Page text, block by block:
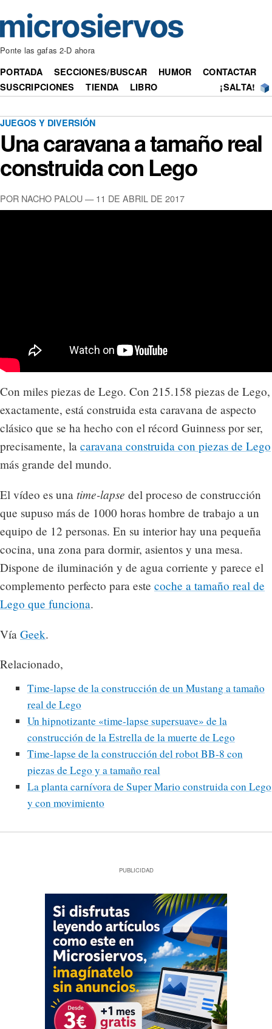
Ponte las gafas 2-D ahora
PORTADA SECCIONES/BUSCAR HUMOR
CONTACTAR
SUSCRIPCIONES
TIENDA LIBRO ¡SALTA!
JUEGOS Y DIVERSIÓN
Una caravana a tamaño real
construida con Lego
POR NACHO PALOU — 11 DE ABRIL DE 2017
Con miles piezas de Lego. Con 215.158 piezas de Lego,
exactamente, está construida esta caravana de aspecto
clásico que se ha hecho con el récord Guinness por ser,
precisamente, la caravana construida con piezas de Lego
más grande del mundo.
El vídeo es una time-lapse del proceso de construcción
que supuso más de 1000 horas hombre de trabajo a un
equipo de 12 personas. En su interior hay una pequeña
cocina, una zona para dormir, asientos y una mesa.
Dispone de iluminación y de agua corriente y parece el
complemento perfecto para este coche a tamaño real de
Lego que funciona.
Vía Geek.
Relacionado,
Time-lapse de la construcción de un Mustang a tamaño
real de Lego
Un hipnotizante «time-lapse supersuave» de la
construcción de la Estrella de la muerte de Lego
Time-lapse de la construcción del robot BB-8 con
piezas de Lego y a tamaño real
La planta carnívora de Super Mario construida con Lego
y con movimiento
PUBLICIDAD